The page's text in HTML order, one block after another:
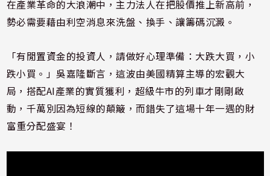
在產業革命的大浪潮中，主力法人在把股價推上新高前，
勢必需要藉由利空消息來洗盤、換手、讓籌碼沉澱。
「有閒置資金的投資人，請做好心理準備：大跌大買，小
跌小買。」吳嘉隆斷言，這波由美國精算主導的宏觀大
局，搭配AI產業的實質獲利，超級牛市的列車才剛剛啟
動，千萬別因為短線的顛簸，而錯失了這場十年一遇的財
富重分配盛宴！